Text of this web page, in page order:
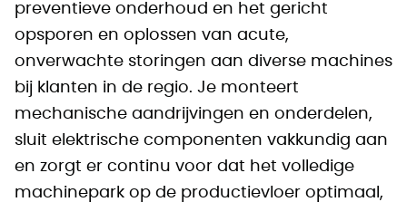
preventieve onderhoud en het gericht
opsporen en oplossen van acute,
onverwachte storingen aan diverse machines
bij klanten in de regio. Je monteert
mechanische aandrijvingen en onderdelen,
sluit elektrische componenten vakkundig aan
en zorgt er continu voor dat het volledige
machinepark op de productievloer optimaal,